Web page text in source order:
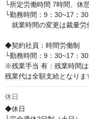
└所定労働時間 7時間、休
└勤務時間：9：30~17：30
就業時間の変更は裁量労
◆契約社員：時間労働制
└勤務時間：9：30~17：
※残業手当 有：残業時間
残業代は全額支給となりま
休日
◆休日